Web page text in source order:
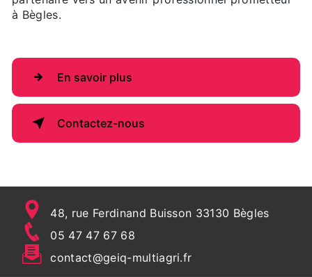
à Bègles.
En savoir plus
Contactez-nous
48, rue Ferdinand Buisson 33130 Bègles
05 47 47 67 68
contact@geiq-multiagri.fr